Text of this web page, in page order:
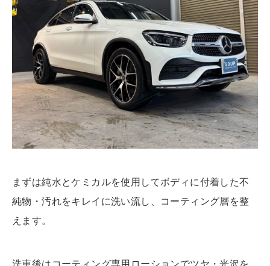
まずは純水とケミカルを使用してボディに付着した不
純物・汚れをキレイに洗い流し、コーティング層を整
えます。
洗車後はコーティング専用ローションでツヤ・光沢を